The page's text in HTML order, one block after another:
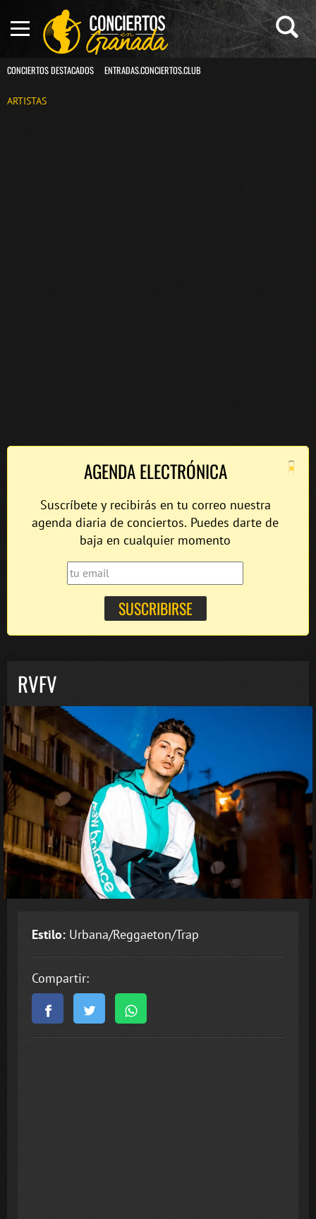
CONCIERTOS DESTACADOS ENTRADAS.CONCIERTOS.CLUB
ARTISTAS
×
AGENDA ELECTRÓNICA
Suscríbete y recibirás en tu correo nuestra
agenda diaria de conciertos. Puedes darte de
baja en cualquier momento
RVFV
Estilo: Urbana/Reggaeton/Trap
Compartir: